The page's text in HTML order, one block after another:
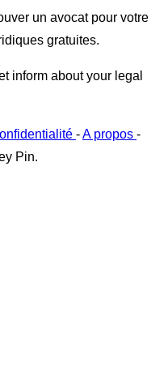
un avocat pour votre
gratuites.
inform about your legal
-A propos -
Pin.